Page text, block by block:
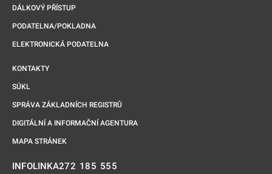
DÁLKOVÝ PŘÍSTUP
PODATELNA/POKLADNA
ELEKTRONICKÁ PODATELNA
KONTAKTY
SÚKL
SPRÁVA ZÁKLADNÍCH REGISTRŮ
DIGITÁLNÍ A INFORMAČNÍ AGENTURA
MAPA STRÁNEK
INFOLINKA272 185 555